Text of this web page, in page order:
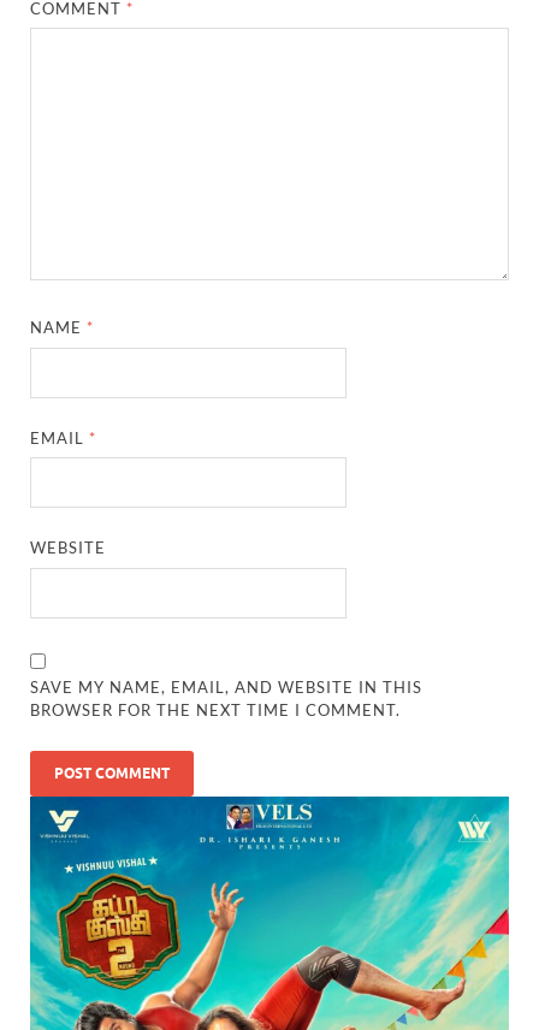
COMMENT *
NAME *
EMAIL *
WEBSITE
SAVE MY NAME, EMAIL, AND WEBSITE IN THIS
BROWSER FOR THE NEXT TIME I COMMENT.